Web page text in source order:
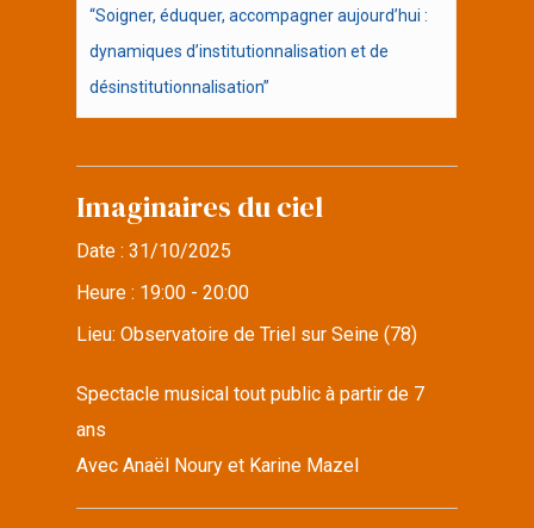
“Soigner, éduquer, accompagner aujourd’hui :
dynamiques d’institutionnalisation et de
désinstitutionnalisation”
Imaginaires du ciel
Date :31/10/2025
Heure : 19:00 - 20:00
Lieu:Observatoire de Triel sur Seine (78)
Spectacle musical tout public à partir de 7
ans
Avec Anaël Noury et Karine Mazel